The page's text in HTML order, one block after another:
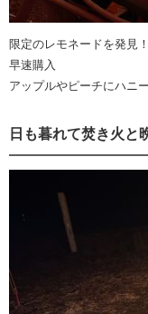
限定のレモネードを発見！
早速購入
アップルやピーチにハニ
日も暮れて焚き火と